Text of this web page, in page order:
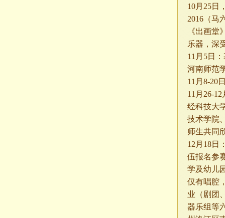
10月25日
2016 （
《出画
乐器，深
11月 5日
河南师范
11月8-20
11月26-12
经科技大
技术学院
师生共同
12月 18日
伍报名参
学及幼儿
仅有唱腔
业（剧团
器乐组等